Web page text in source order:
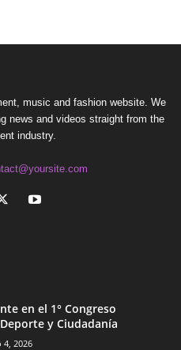
music and fashion website. We
news and videos straight from the
industry.
en el 1° Congreso
y Ciudadanía
4, 2026